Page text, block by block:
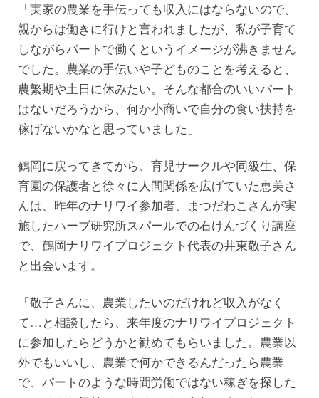
「実家の農業を手伝っても収入にはならないので、
親からは働きに行けと言われましたが、私が子育て
しながらパートで働くというイメージが沸きません
でした。農業の手伝いや子どものことを考えると、
農繁期や土日に休みたい。そんな都合のいいパート
はないだろうから、何か小商いで自分の食い扶持を
稼げないかなと思っていました」
鶴岡に戻ってきてから、育児サークルや同級生、保
育園の保護者と徐々に人間関係を広げていた恵美さ
んは、昨年のナリワイ参加者、まつだわこさんが実
施したハーブ研究所スパールでの石けんづくり講座
で、鶴岡ナリワイプロジェクト代表の井東敬子さん
と出会います。
「敬子さんに、農業したいのだけれど収入がなく
て…と相談したら、来年度のナリワイプロジェクト
に参加したらどうかと勧めてもらいました。農業以
外でもいいし、農業で何かできるんだったら農業
で、パートのような時間労働ではない稼ぎを探した